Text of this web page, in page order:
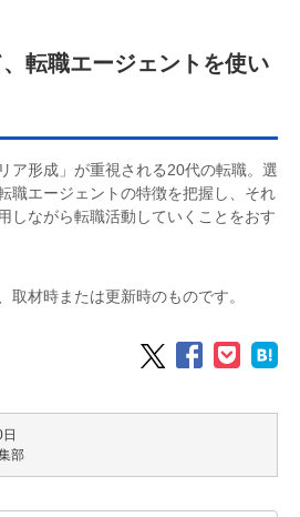
転職エージェントを使い
ア形成」が重視される20代の転職。選
職エージェントの特徴を把握し、それ
しながら転職活動していくことをおす
材時または更新時のものです。
部